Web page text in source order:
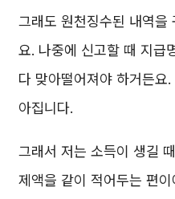
그래도 원천징수된 내역을
요. 나중에 신고할 때 지급
다 맞아떨어져야 하거든요
아집니다.
그래서 저는 소득이 생길
제액을 같이 적어두는 편